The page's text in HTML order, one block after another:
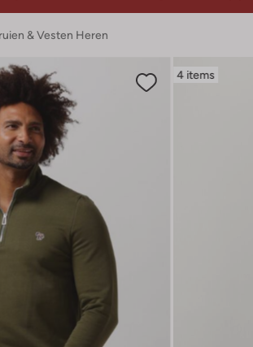
& Vesten Heren
4 items